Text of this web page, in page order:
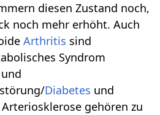
diesen Zustand noch,
noch mehr erhöht. Auch
Arthritis sind
Syndrom
Diabetes und
gehören zu